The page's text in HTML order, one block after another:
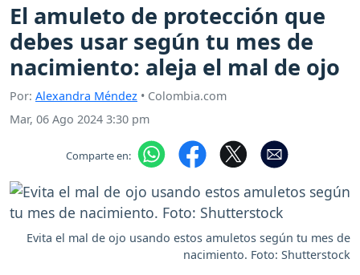
El amuleto de protección que
debes usar según tu mes de
nacimiento: aleja el mal de ojo
Por: Alexandra Méndez • Colombia.com
Mar, 06 Ago 2024 3:30 pm
Comparte en:
Evita el mal de ojo usando estos amuletos según tu mes de
nacimiento. Foto: Shutterstock